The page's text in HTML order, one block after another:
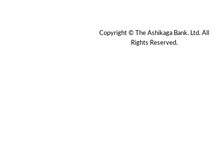
Copyright © The Ashikaga Bank. Ltd. All
Rights Reserved.